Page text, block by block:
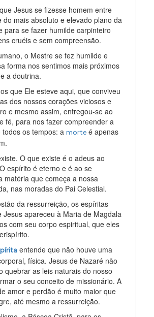
Jesus se fizesse homem entre
do mais absoluto e elevado plano da
para se fazer humilde carpinteiro
cruéis e sem compreensão.
o Mestre se fez humilde e
forma nos sentimos mais próximos
a doutrina.
que Ele esteve aqui, que conviveu
dos nossos corações viciosos e
e mesmo assim, entregou-se ao
fé, para nos fazer compreender a
todos os tempos: amorte é apenas
O que existe é o adeus ao
espírito é eterno e é ao se
matéria que começa a nossa
nas moradas do Pai Celestial.
da ressurreição, os espíritas
Jesus apareceu à Maria de Magdala
com seu corpo espiritual, que eles
entende que não houve uma
física. Jesus de Nazaré não
quebrar as leis naturais do nosso
o seu conceito de missionário. A
amor e perdão é muito maior que
até mesmo a ressurreição.